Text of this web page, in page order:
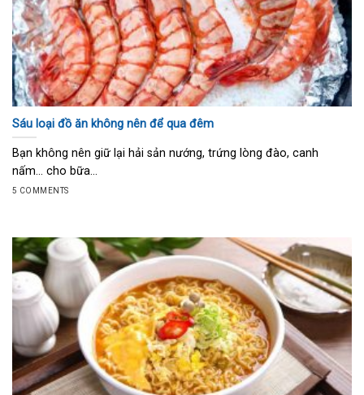
Sáu loại đồ ăn không nên để qua đêm
Bạn không nên giữ lại hải sản nướng, trứng lòng đào, canh
nấm… cho bữa...
5 COMMENTS